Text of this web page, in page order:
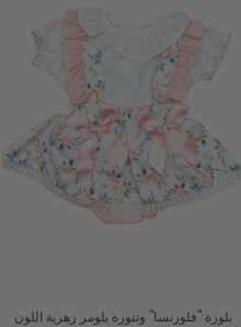
بلوزة "فلورنسا" وتنورة بلومر زهرية اللون